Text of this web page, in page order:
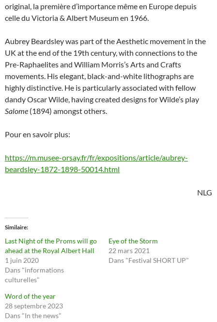
original, la première d’importance même en Europe depuis
celle du Victoria & Albert Museum en 1966.
Aubrey Beardsley was part of the Aesthetic movement in the
UK at the end of the 19th century, with connections to the
Pre-Raphaelites and William Morris’s Arts and Crafts
movements. His elegant, black-and-white lithographs are
highly distinctive. He is particularly associated with fellow
dandy Oscar Wilde, having created designs for Wilde’s play
Salome (1894) amongst others.
Pour en savoir plus:
https://m.musee-orsay.fr/fr/expositions/article/aubrey-
beardsley-1872-1898-50014.html
NLG
Similaire
Last Night of the Proms will go
ahead at the Royal Albert Hall
1 juin 2020
Dans "informations
culturelles"
Eye of the Storm
22 mars 2021
Dans "Festival SHORT UP"
Word of the year
28 septembre 2023
Dans "In the news"